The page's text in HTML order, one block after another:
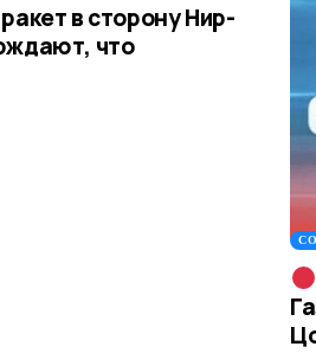
в сторону Нир-
что